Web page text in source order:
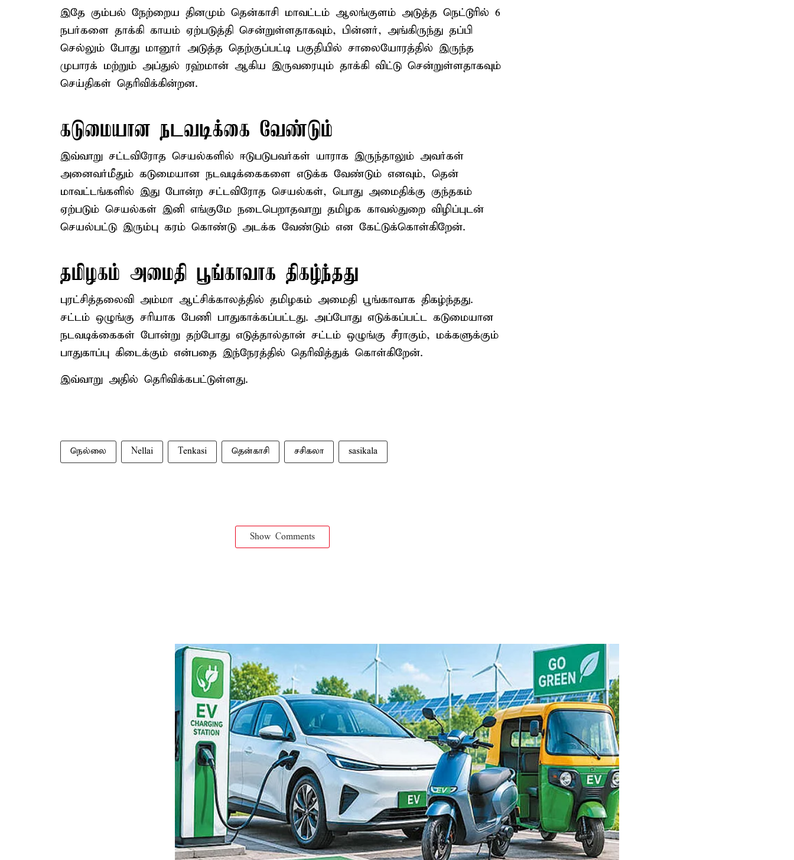
இதே கும்பல் நேற்றைய தினமும் தென்காசி மாவட்டம் ஆலங்குளம் அடுத்த நெட்டூரில் 6
நபர்களை தாக்கி காயம் ஏற்படுத்தி சென்றுள்ளதாகவும், பின்னர், அங்கிருந்து தப்பி
செல்லும் போது மானூர் அடுத்த தெற்குப்பட்டி பகுதியில் சாலையோரத்தில் இருந்த
முபாரக் மற்றும் அப்துல் ரஹ்மான் ஆகிய இருவரையும் தாக்கி விட்டு சென்றுள்ளதாகவும்
செய்திகள் தெரிவிக்கின்றன.
கடுமையான நடவடிக்கை வேண்டும்
இவ்வாறு சட்டவிரோத செயல்களில் ஈடுபடுபவர்கள் யாராக இருந்தாலும் அவர்கள்
அனைவர்மீதும் கடுமையான நடவடிக்கைகளை எடுக்க வேண்டும் எனவும், தென்
மாவட்டங்களில் இது போன்ற சட்டவிரோத செயல்கள், பொது அமைதிக்கு குந்தகம்
ஏற்படும் செயல்கள் இனி எங்குமே நடைபெறாதவாறு தமிழக காவல்துறை விழிப்புடன்
செயல்பட்டு இரும்பு கரம் கொண்டு அடக்க வேண்டும் என கேட்டுக்கொள்கிறேன்.
தமிழகம் அமைதி பூங்காவாக திகழ்ந்தது
புரட்சித்தலைவி அம்மா ஆட்சிக்காலத்தில் தமிழகம் அமைதி பூங்காவாக திகழ்ந்தது.
சட்டம் ஒழுங்கு சரியாக பேணி பாதுகாக்கப்பட்டது. அப்போது எடுக்கப்பட்ட கடுமையான
நடவடிக்கைகள் போன்று தற்போது எடுத்தால்தான் சட்டம் ஒழுங்கு சீராகும், மக்களுக்கும்
பாதுகாப்பு கிடைக்கும் என்பதை இந்நேரத்தில் தெரிவித்துக் கொள்கிறேன்.
இவ்வாறு அதில் தெரிவிக்கபட்டுள்ளது.
நெல்லை Nellai Tenkasi தென்காசி சசிகலா sasikala
Show Comments